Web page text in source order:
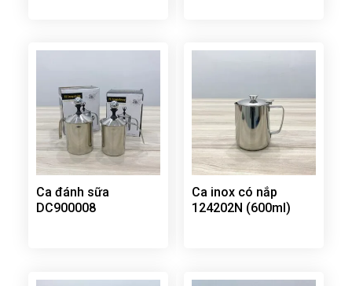
Ca đánh sữa
DC900008
Ca inox có nắp
124202N (600ml)